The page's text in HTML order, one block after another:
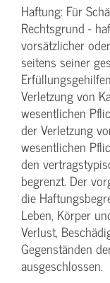
Haftung: Für
Rechtsgrund -
vorsätzlicher
seitens seiner
Verletzung von
wesentlichen
der Verletzung
wesentlichen
den
begrenzt. Der
die
Leben, Körper
Verlust,
Gegenständen
ausgeschlossen.